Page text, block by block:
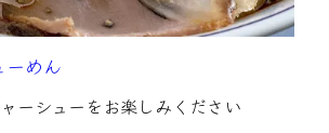
ーめん
ーシューをお楽しみください